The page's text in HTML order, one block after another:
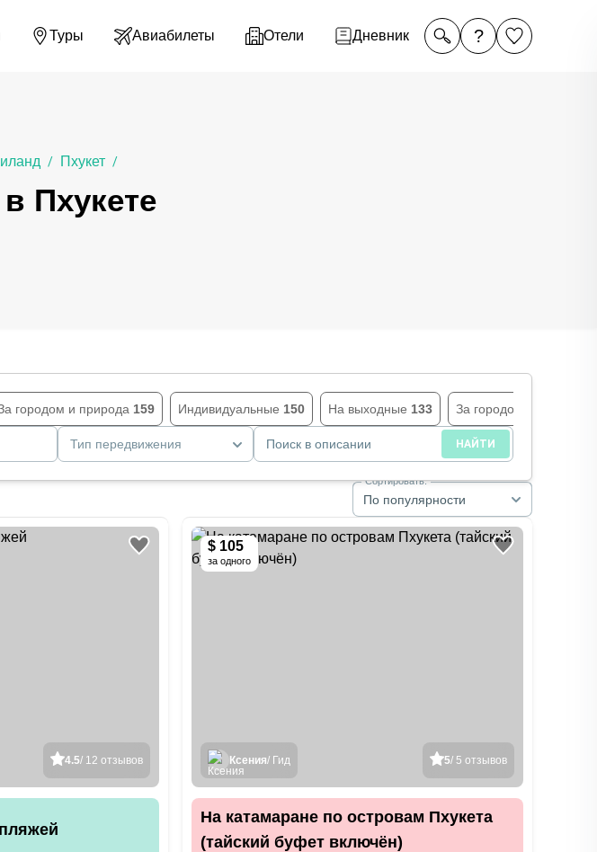
Туры Авиабилеты Отели Дневник ?
/ Пхукет /
Пхукете
городом и природа 159 Индивидуальные 150 На выходные 133 За городом
Тип передвижения Поиск в описании НАЙТИ
По популярности
Сортировать:
4.5/ 12 отзывов
$ 105
за одного
5/ 5 отзывов
Ксения/ Гид
На катамаране по островам Пхукета
(тайский буфет включён)